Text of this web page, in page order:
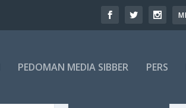
PEDOMAN MEDIA SIBBER PERS